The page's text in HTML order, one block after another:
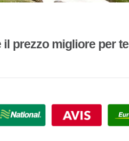
prezzo migliore per te